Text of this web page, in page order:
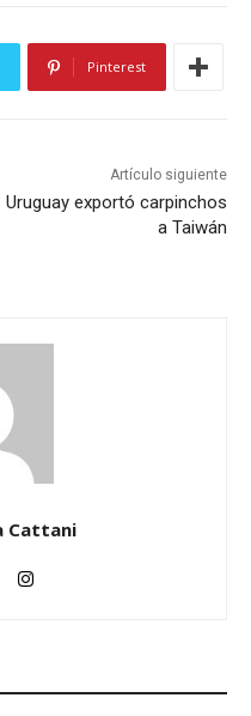
Pinterest
Artículo siguiente
Uruguay exportó carpinchos
a Taiwán
Cattani